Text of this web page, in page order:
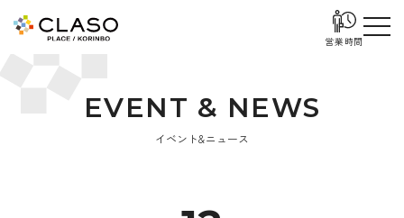
営業時間
EVENT & NEWS
イベント&ニュース